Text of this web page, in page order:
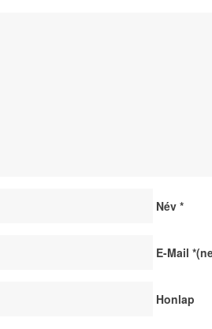
Név *
E-Mail *
Honlap